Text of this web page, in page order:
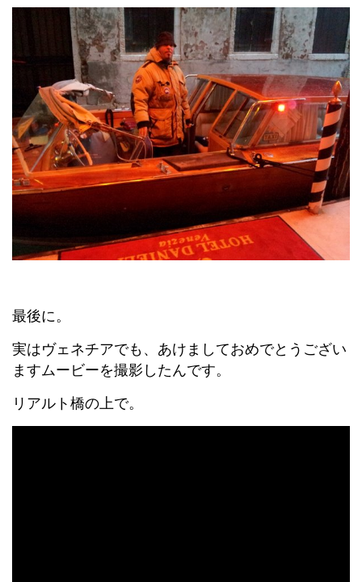
最後に。
実はヴェネチアでも、あけましておめでとうござい
ますムービーを撮影したんです。
リアルト橋の上で。